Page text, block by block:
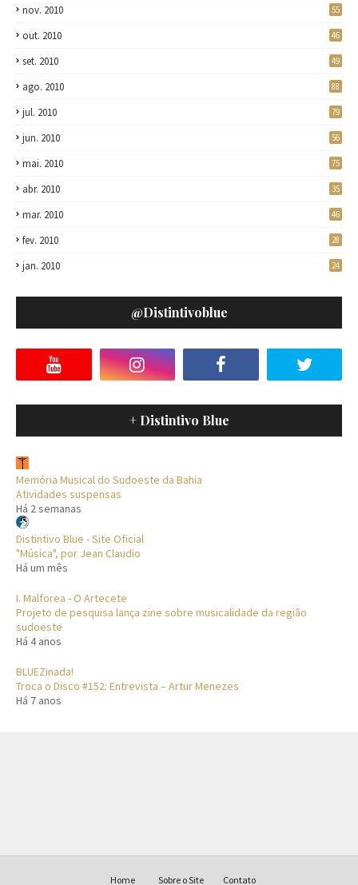
nov. 2010 55
out. 2010 46
set. 2010 49
ago. 2010 88
jul. 2010 79
jun. 2010 56
mai. 2010 75
abr. 2010 35
mar. 2010 46
fev. 2010 28
jan. 2010 24
@distintivoblue
+ Distintivo Blue
Memória Musical do Sudoeste da Bahia
Atividades suspensas
Há 2 semanas
Distintivo Blue - Site Oficial
"Música", por Jean Claudio
Há um mês
I. Malforea - O Artecete
Projeto de pesquisa lança zine sobre musicalidade da região
sudoeste
Há 4 anos
BLUEZinada!
Troca o Disco #152: Entrevista – Artur Menezes
Há 7 anos
Home Sobre o Site Contato